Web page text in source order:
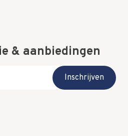
& aanbiedingen
Inschrijven